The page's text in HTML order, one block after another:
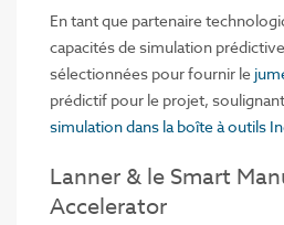
En tant que partenaire
capacités de simulation
sélectionnées pour fournir le
prédictif pour le projet,
simulation dans la boîte à outils
Lanner & le Smart
Accelerator